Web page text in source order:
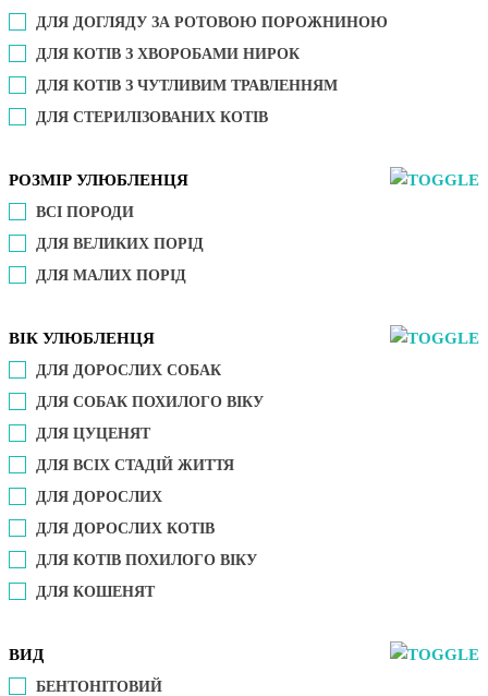
ДЛЯ ДОГЛЯДУ ЗА РОТОВОЮ ПОРОЖНИНОЮ
ДЛЯ КОТІВ З ХВОРОБАМИ НИРОК
ДЛЯ КОТІВ З ЧУТЛИВИМ ТРАВЛЕННЯМ
ДЛЯ СТЕРИЛІЗОВАНИХ КОТІВ
РОЗМІР УЛЮБЛЕНЦЯ
ВСІ ПОРОДИ
ДЛЯ ВЕЛИКИХ ПОРІД
ДЛЯ МАЛИХ ПОРІД
ВІК УЛЮБЛЕНЦЯ
ДЛЯ ДОРОСЛИХ СОБАК
ДЛЯ СОБАК ПОХИЛОГО ВІКУ
ДЛЯ ЦУЦЕНЯТ
ДЛЯ ВСІХ СТАДІЙ ЖИТТЯ
ДЛЯ ДОРОСЛИХ
ДЛЯ ДОРОСЛИХ КОТІВ
ДЛЯ КОТІВ ПОХИЛОГО ВІКУ
ДЛЯ КОШЕНЯТ
ВИД
БЕНТОНІТОВИЙ